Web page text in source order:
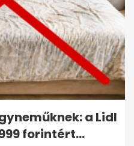
a Lidl
forintért...